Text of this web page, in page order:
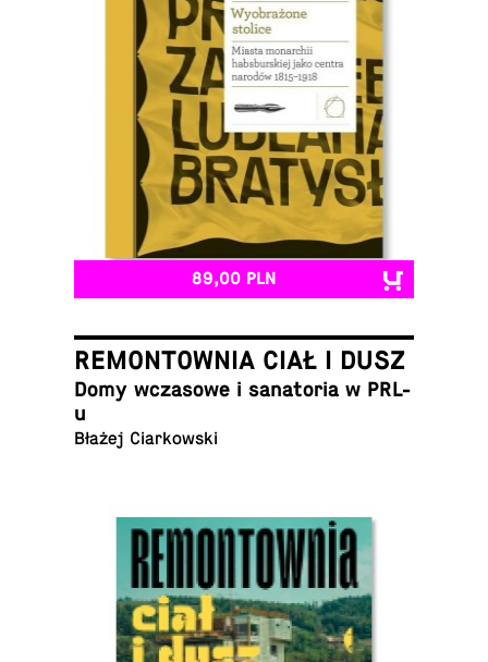
89,00 PLN
REMONTOWNIA CIAŁ I DUSZ
Domy wcza­so­we i sa­na­to­ria w PRL-
u
Błażej Ciarkowski